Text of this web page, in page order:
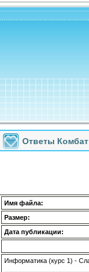
Ответы Комбат
Имя файла:
Размер:
Дата публикации:
Информатика (курс 1) -